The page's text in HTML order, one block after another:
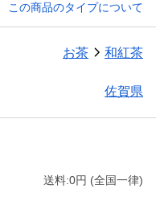
この商品のタイプについて
お茶 和紅茶
佐賀県
送料:0円 (全国一律)